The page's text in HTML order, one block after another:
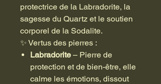
protectrice de la Labradorite, la
sagesse du Quartz et le soutien
corporel de la Sodalite.
✨ Vertus des pierres :
Labradorite – Pierre de
protection et de bien-être, elle
calme les émotions, dissout